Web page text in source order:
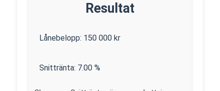
Resultat
Lånebelopp: 150 000 kr
Snittränta: 7.00 %